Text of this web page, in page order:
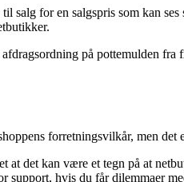
for en salgspris som kan
på pottemulden
forretningsvilkår, men
det kan være et tegn på at
hvis du får dilemmaer